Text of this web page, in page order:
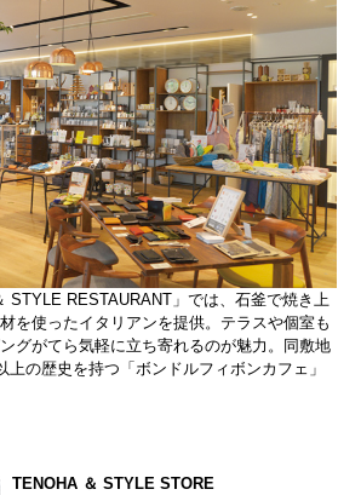
STYLE RESTAURANT」では、石釜で焼き上
を使ったイタリアンを提供。テラスや個室も
グがてら気軽に立ち寄れるのが魅力。同敷地
上の歴史を持つ「ボンドルフィボンカフェ」
TENOHA ＆ STYLE STORE